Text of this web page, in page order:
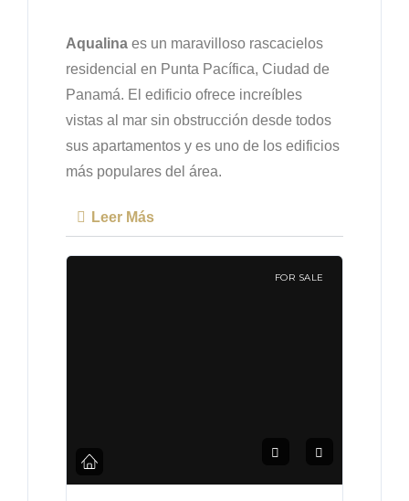
Aqualinaes un maravilloso rascacielos
residencial en Punta Pacífica, Ciudad de
Panamá. El edificio ofrece increíbles
vistas al mar sin obstrucción desde todos
sus apartamentos y es uno de los edificios
más populares del área.
Leer Más
FOR SALE